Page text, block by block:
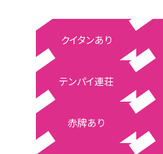
クイタンあり
テンパイ連荘
赤牌あり